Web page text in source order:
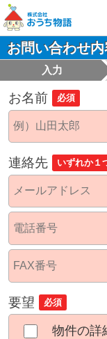
お問い合わせ
入力
お名前 必須
連絡先 いずれか１
要望 必須
物件の詳